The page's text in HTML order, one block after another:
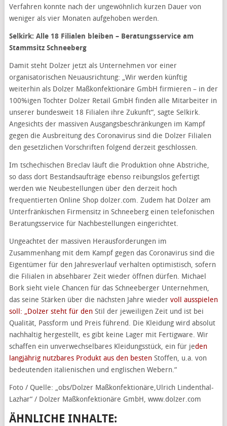
Verfahren konnte nach der ungewöhnlich kurzen Dauer von
weniger als vier Monaten aufgehoben werden.
Selkirk: Alle 18 Filialen bleiben – Beratungsservice am
Stammsitz Schneeberg
Damit steht Dolzer jetzt als Unternehmen vor einer
organisatorischen Neuausrichtung: „Wir werden künftig
weiterhin als Dolzer Maßkonfektionäre GmbH firmieren – in der
100%igen Tochter Dolzer Retail GmbH finden alle Mitarbeiter in
unserer bundesweit 18 Filialen ihre Zukunft“, sagte Selkirk.
Angesichts der massiven Ausgangsbeschränkungen im Kampf
gegen die Ausbreitung des Coronavirus sind die Dolzer Filialen
den gesetzlichen Vorschriften folgend derzeit geschlossen.
Im tschechischen Breclav läuft die Produktion ohne Abstriche,
so dass dort Bestandsaufträge ebenso reibungslos gefertigt
werden wie Neubestellungen über den derzeit hoch
frequentierten Online Shop dolzer.com. Zudem hat Dolzer am
Unterfränkischen Firmensitz in Schneeberg einen telefonischen
Beratungsservice für Nachbestellungen eingerichtet.
Ungeachtet der massiven Herausforderungen im
Zusammenhang mit dem Kampf gegen das Coronavirus sind die
Eigentümer für den Jahresverlauf verhalten optimistisch, sofern
die Filialen in absehbarer Zeit wieder öffnen dürfen. Michael
Bork sieht viele Chancen für das Schneeberger Unternehmen,
das seine Stärken über die nächsten Jahre wieder voll ausspielen
soll: „Dolzer steht für denStil der jeweiligen Zeit und ist bei
Qualität, Passform und Preis führend. Die Kleidung wird absolut
nachhaltig hergestellt, es gibt keine Lager mit Fertigware. Wir
schaffen ein unverwechselbares Kleidungsstück, ein für jeden
langjährig nutzbares Produkt aus den bestenStoffen, u.a. von
bedeutenden italienischen und englischen Webern.“
Foto / Quelle: „obs/Dolzer Maßkonfektionäre,Ulrich Lindenthal-
Lazhar“ / Dolzer Maßkonfektionäre GmbH, www.dolzer.com
ÄHNLICHE INHALTE: